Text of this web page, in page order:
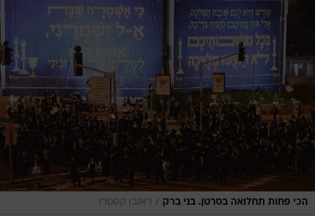
הכי פחות תחלואה בסרטן. בני ברק / ראובן קסטרו